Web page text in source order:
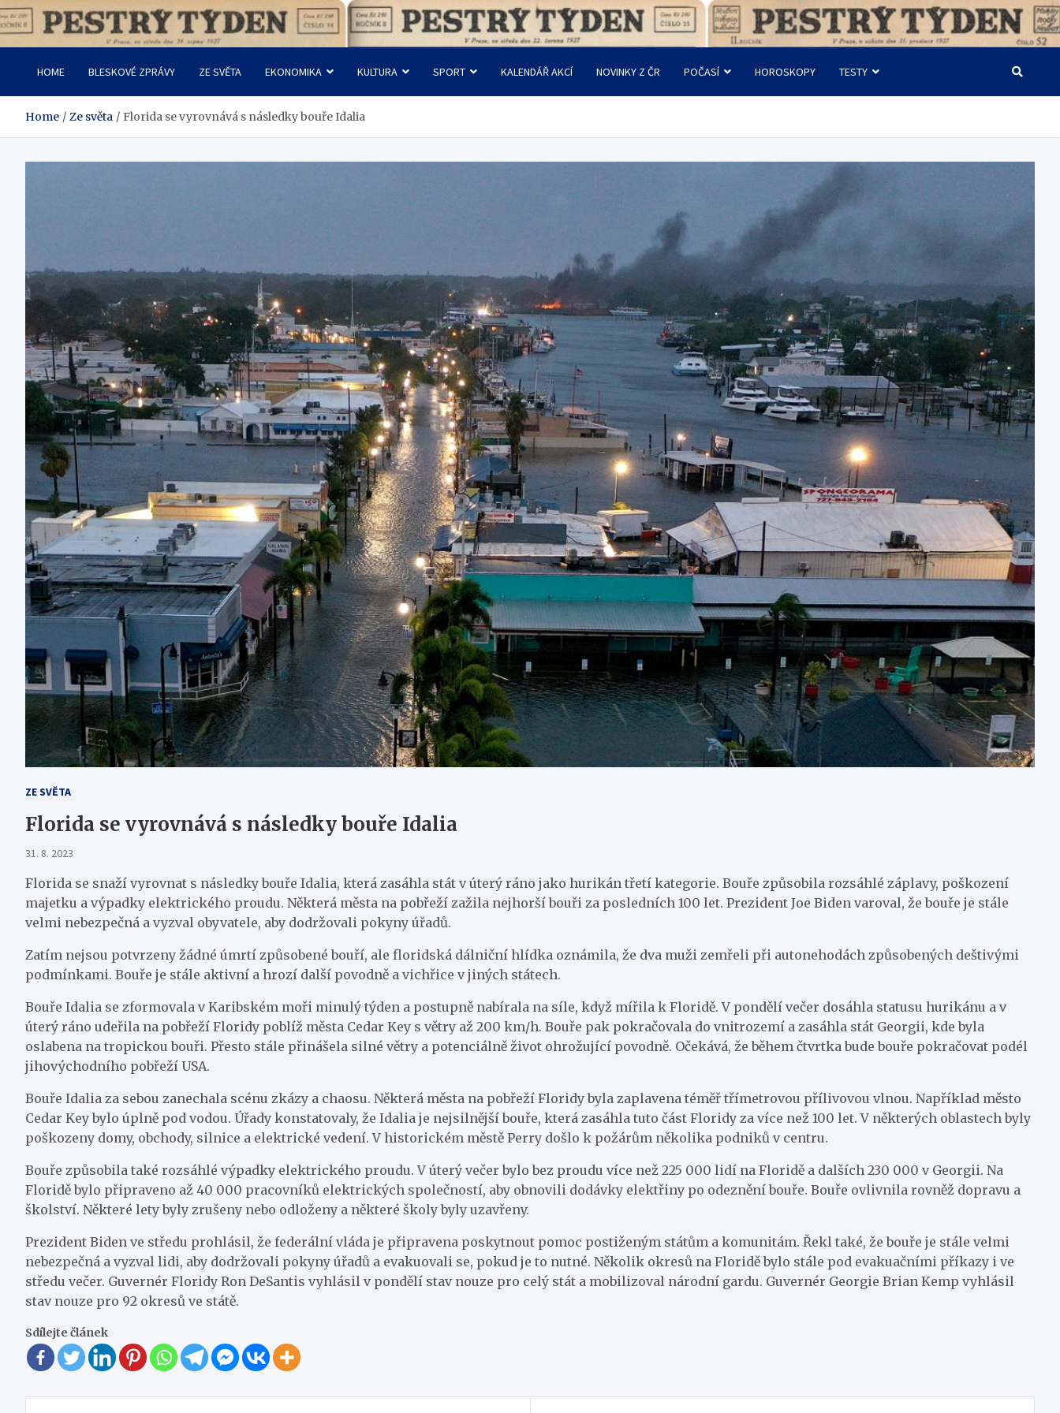
Skip
to
Pestrý Týden
HOME BLESKOVÉ ZPRÁVY ZE SVĚTA EKONOMIKA KULTURA SPORT KALENDÁŘ AKCÍ NOVINKY Z ČR POČASÍ HOROSKOPY TESTY
Home Ze světa Florida se vyrovnává s následky bouře Idalia
ZE SVĚTA
Florida se vyrovnává s následky bouře Idalia
31. 8. 2023
Florida se snaží vyrovnat s následky bouře Idalia, která zasáhla stát v úterý ráno jako hurikán třetí kategorie. Bouře způsobila rozsáhlé záplavy, poškození
majetku a výpadky elektrického proudu. Některá města na pobřeží zažila nejhorší bouři za posledních 100 let. Prezident Joe Biden varoval, že bouře je stále
velmi nebezpečná a vyzval obyvatele, aby dodržovali pokyny úřadů.
Zatím nejsou potvrzeny žádné úmrtí způsobené bouří, ale floridská dálniční hlídka oznámila, že dva muži zemřeli při autonehodách způsobených deštivými
podmínkami. Bouře je stále aktivní a hrozí další povodně a vichřice v jiných státech.
Bouře Idalia se zformovala v Karibském moři minulý týden a postupně nabírala na síle, když mířila k Floridě. V pondělí večer dosáhla statusu hurikánu a v
úterý ráno udeřila na pobřeží Floridy poblíž města Cedar Key s větry až 200 km/h. Bouře pak pokračovala do vnitrozemí a zasáhla stát Georgii, kde byla
oslabena na tropickou bouři. Přesto stále přinášela silné větry a potenciálně život ohrožující povodně. Očekává, že během čtvrtka bude bouře pokračovat podél
jihovýchodního pobřeží USA.
Bouře Idalia za sebou zanechala scénu zkázy a chaosu. Některá města na pobřeží Floridy byla zaplavena téměř třímetrovou přílivovou vlnou. Například město
Cedar Key bylo úplně pod vodou. Úřady konstatovaly, že Idalia je nejsilnější bouře, která zasáhla tuto část Floridy za více než 100 let. V některých oblastech byly
poškozeny domy, obchody, silnice a elektrické vedení. V historickém městě Perry došlo k požárům několika podniků v centru.
Bouře způsobila také rozsáhlé výpadky elektrického proudu. V úterý večer bylo bez proudu více než 225 000 lidí na Floridě a dalších 230 000 v Georgii. Na
Floridě bylo připraveno až 40 000 pracovníků elektrických společností, aby obnovili dodávky elektřiny po odeznění bouře. Bouře ovlivnila rovněž dopravu a
školství. Některé lety byly zrušeny nebo odloženy a některé školy byly uzavřeny.
Prezident Biden ve středu prohlásil, že federální vláda je připravena poskytnout pomoc postiženým státům a komunitám. Řekl také, že bouře je stále velmi
nebezpečná a vyzval lidi, aby dodržovali pokyny úřadů a evakuovali se, pokud je to nutné. Několik okresů na Floridě bylo stále pod evakuačními příkazy i ve
středu večer. Guvernér Floridy Ron DeSantis vyhlásil v pondělí stav nouze pro celý stát a mobilizoval národní gardu. Guvernér Georgie Brian Kemp vyhlásil
stav nouze pro 92 okresů ve státě.
Sdílejte článek